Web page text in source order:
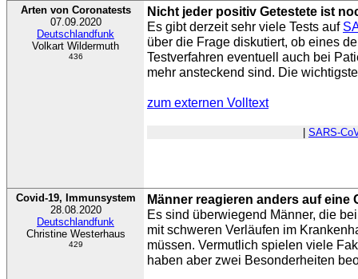
Arten von Coronatests
07.09.2020
Deutschlandfunk
Volkart Wildermuth
436
Nicht jeder positiv Getestete ist
Es gibt derzeit sehr viele Tests auf
über die Frage diskutiert, ob eines
Testverfahren eventuell auch bei
mehr ansteckend sind. Die
zum externen Volltext
SARS-
Covid-19, Immunsystem
28.08.2020
Deutschlandfunk
Christine Westerhaus
429
Männer reagieren anders auf eine
Es sind überwiegend Männer, die
mit schweren Verläufen im
müssen. Vermutlich spielen viele
haben aber zwei Besonderheiten